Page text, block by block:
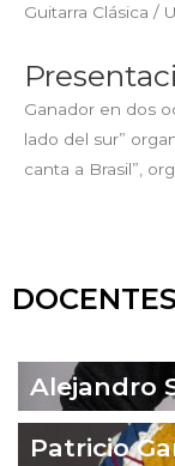
Guitarra Clásica /
Ganador en dos
lado del sur”
canta a Brasil”,
DOCENTES
Alejandro
Patricio